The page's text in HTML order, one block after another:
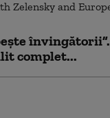
învingătorii”.
complet...